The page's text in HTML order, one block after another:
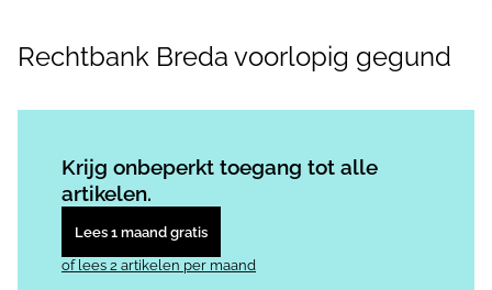
Rechtbank Breda voorlopig gegund
Krijg onbeperkt toegang tot alle
artikelen.
Lees 1 maand gratis
of lees 2 artikelen per maand